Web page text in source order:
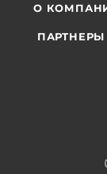
О
ПАРТНЕРЫ